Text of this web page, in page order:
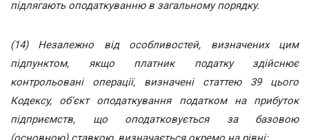
підлягають оподаткуванню в загальному порядку.
(14) Незалежно від особливостей, визначених цим
підпунктом, якщо платник податку здійснює
контрольовані операції, визначені статтею 39 цього
Кодексу, об'єкт оподаткування податком на прибуток
підприємств, що оподатковується за базовою